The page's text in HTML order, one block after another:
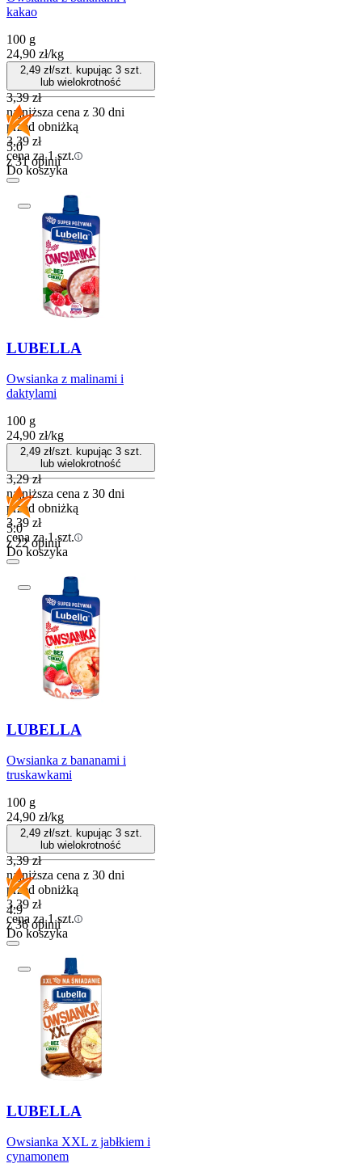
kakao
100 g
24,90 zł/kg
2,49zł/szt. kupując 3szt.
lub wielokrotność
3,39 zł
najniższa cena z 30 dni
przed obniżką
3,39 zł
cena za 1 szt.
Do koszyka
5.0
z 31 opinii
LUBELLA
Owsianka z malinami i
daktylami
100 g
24,90 zł/kg
2,49zł/szt. kupując 3szt.
lub wielokrotność
3,29 zł
najniższa cena z 30 dni
przed obniżką
3,39 zł
cena za 1 szt.
Do koszyka
5.0
z 22 opinii
LUBELLA
Owsianka z bananami i
truskawkami
100 g
24,90 zł/kg
2,49zł/szt. kupując 3szt.
lub wielokrotność
3,39 zł
najniższa cena z 30 dni
przed obniżką
3,39 zł
cena za 1 szt.
Do koszyka
4.9
z 36 opinii
LUBELLA
Owsianka XXL z jabłkiem i
cynamonem